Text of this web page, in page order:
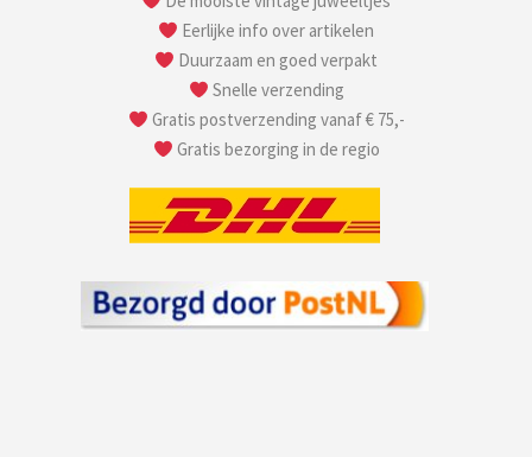
Eerlijke info over artikelen
Duurzaam en goed verpakt
Snelle verzending
Gratis postverzending vanaf € 75,-
Gratis bezorging in de regio